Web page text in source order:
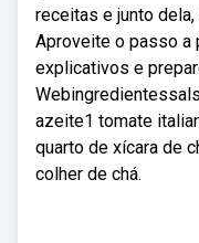
receitas e junto
Aproveite o passo
explicativos e
azeite1 tomate
quarto de xícara de
colher de chá.